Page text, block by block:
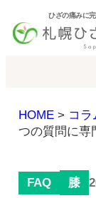
ひざの痛みに
メ
HOME> コラ
つの質問に専
FAQ 膝